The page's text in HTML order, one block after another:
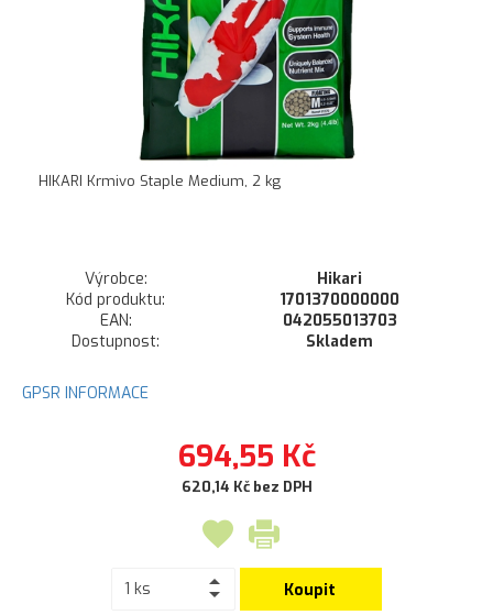
HIKARI Krmivo Staple Medium, 2 kg
Výrobce:
Hikari
Kód produktu:
1701370000000
EAN:
042055013703
Dostupnost:
Skladem
GPSR INFORMACE
694,55 Kč
620,14 Kč bez DPH
Koupit